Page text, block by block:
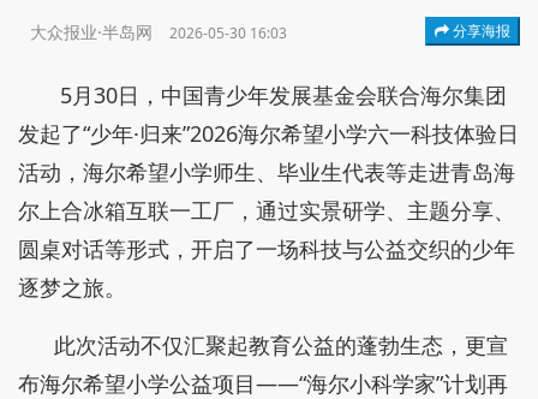
大众报业·半岛网 2026-05-30 16:03 分享海报
5月30日，中国青少年发展基金会联合海尔集团
发起了“少年·归来”2026海尔希望小学六一科技体验日
活动，海尔希望小学师生、毕业生代表等走进青岛海
尔上合冰箱互联一工厂，通过实景研学、主题分享、
圆桌对话等形式，开启了一场科技与公益交织的少年
逐梦之旅。
此次活动不仅汇聚起教育公益的蓬勃生态，更宣
布海尔希望小学公益项目——“海尔小科学家”计划再